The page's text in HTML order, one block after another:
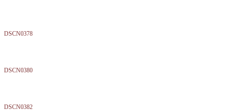
DSCN0378
DSCN0380
DSCN0382